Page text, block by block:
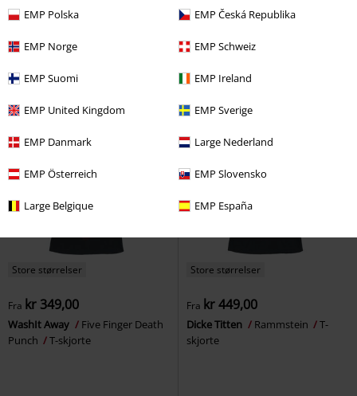
EMP Polska EMP Česká Republika
EMP Norge EMP Schweiz
EMP Suomi EMP Ireland
EMP United Kingdom EMP Sverige
EMP Danmark Large Nederland
EMP Österreich EMP Slovensko
Large Belgique EMP España
Svart T-Skjorte med Front Print og
skjorte
Coyote - Genius
Looney Tunes
Store størrelser
Fra kr 349,00
WashIt Away
Five Finger Death
Punch
T-skjorte
Store størrelser
Fra kr 449,00
Dicke Titten Rammstein
T-
skjorte